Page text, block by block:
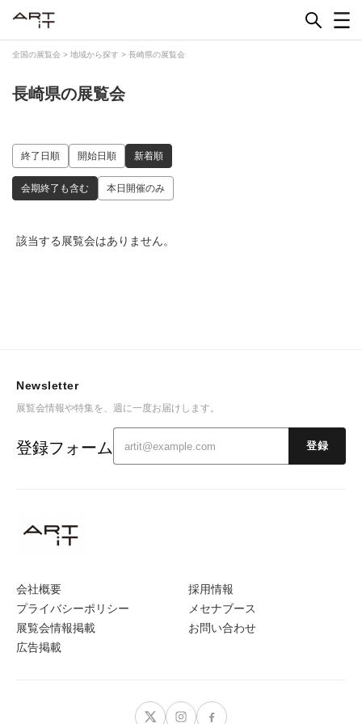
全国の展覧会 > 地域から探す > 長崎県の展覧会
長崎県の展覧会
終了日順 開始日順 新着順
会期終了も含む 本日開催のみ
該当する展覧会はありません。
会社概要
プライバシーポリシー
展覧会情報掲載
広告掲載
採用情報
メセナブース
お問い合わせ
Newsletter
展覧会情報や特集を、週に一度お届けします。
登録フォーム 登録